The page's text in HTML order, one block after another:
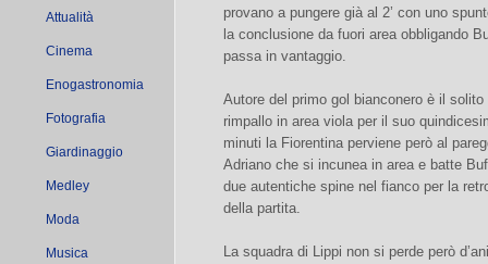
Attualità
Cinema
Enogastronomia
Fotografia
Giardinaggio
Medley
Moda
Musica
provano a pungere già al 2’ con uno
la conclusione da fuori area obbligando
passa in vantaggio.
Autore del primo gol bianconero è il
rimpallo in area viola per il suo
minuti la Fiorentina perviene però al
Adriano che si incunea in area e batte
due autentiche spine nel fianco per la
della partita.
La squadra di Lippi non si perde però